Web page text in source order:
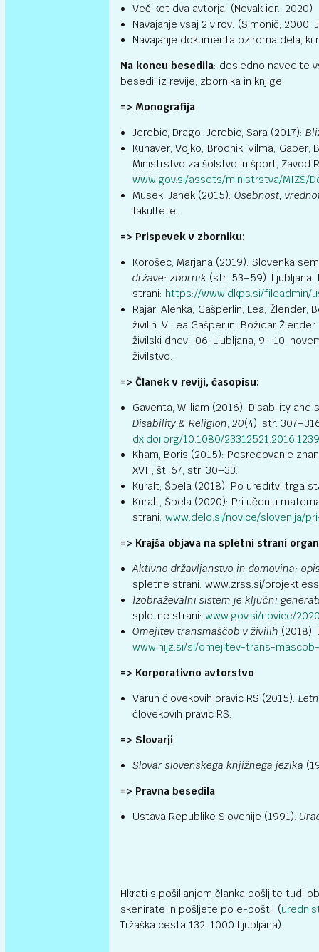
Več kot dva avtorja: (Novak idr., 2020)
Navajanje vsaj 2 virov: (Simonič, 2000;
Navajanje dokumenta oziroma dela, ki
Na koncu besedila: dosledno navedite
besedil iz revije, zbornika in knjige:
=> Monografija
Jerebic, Drago; Jerebic, Sara (2017):
Kunaver, Vojko; Brodnik, Vilma; Gaber,
Ministrstvo za šolstvo in šport, Zavod
www.gov.si/assets/ministrstva/MIZS/
Musek, Janek (2015):Osebnost,
fakultete.
=> Prispevek v zborniku:
Korošec, Marjana (2019): Slovenka
države: zbornik (str. 53–59).
strani: https://www.dkps.si/fileadmin/
Rajar, Alenka; Gašperlin, Lea;
živilih. V Lea Gašperlin; Božidar
živilski dnevi '06, Ljubljana, 9.–10.
živilstvo.
=> Članek v reviji, časopisu:
Gaventa, William (2016): Disability
Disability & Religion,20(4), str.
dx.doi.org/10.1080/
Kham, Boris (2015): Posredovanje
XVII, št. 67, str. 30–33.
Kuralt, Špela (2018): Po ureditvi trga
Kuralt, Špela (2020): Pri učenju
strani:www.delo.si/novice/slovenija/
=> Krajša objava na spletni strani
Aktivno državljanstvo in domovina:
spletne strani: www.zrss.si/
Izobraževalni sistem je ključni
spletne strani:www.gov.si/novice/
Omejitev transmaščob v živilih (2018).
www.nijz.si/sl/omejitev-trans-
=> Korporativno avtorstvo
Varuh človekovih pravic RS (2015):
človekovih pravic RS.
=> Slovarji
Slovar slovenskega knjižnega jezika
=> Pravna besedila
Ustava Republike Slovenije (1991).
Hkrati s pošiljanjem članka pošljite tudi
skenirate in pošljete po e-pošti (
Tržaška cesta 132, 1000 Ljubljana).